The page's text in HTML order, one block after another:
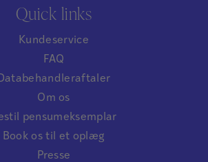
Quick links
Kundeservice
FAQ
Databehandleraftaler
Om os
pensumeksemplar
Book os til et oplæg
Presse